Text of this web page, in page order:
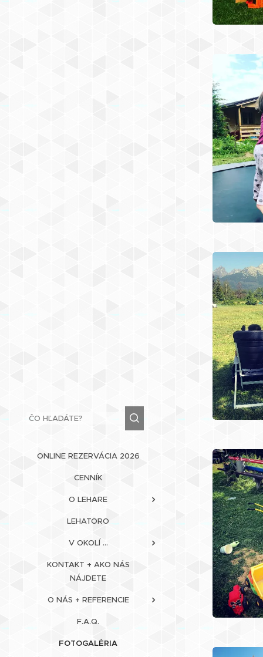
ONLINE REZERVÁCIA 2026
CENNÍK
O LEHARE
LEHATORO
V OKOLÍ ...
KONTAKT + AKO NÁS
NÁJDETE
O NÁS + REFERENCIE
F.A.Q.
FOTOGALÉRIA